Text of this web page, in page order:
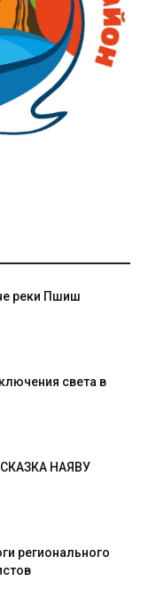
реки Пшиш
света в
НАЯВУ
регионального